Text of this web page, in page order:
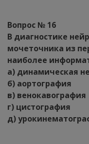
Вопрос № 16
В диагностике
мочеточника из
наиболее
а) динамическая
б) аортография
в) венокавография
г) цистография
д)